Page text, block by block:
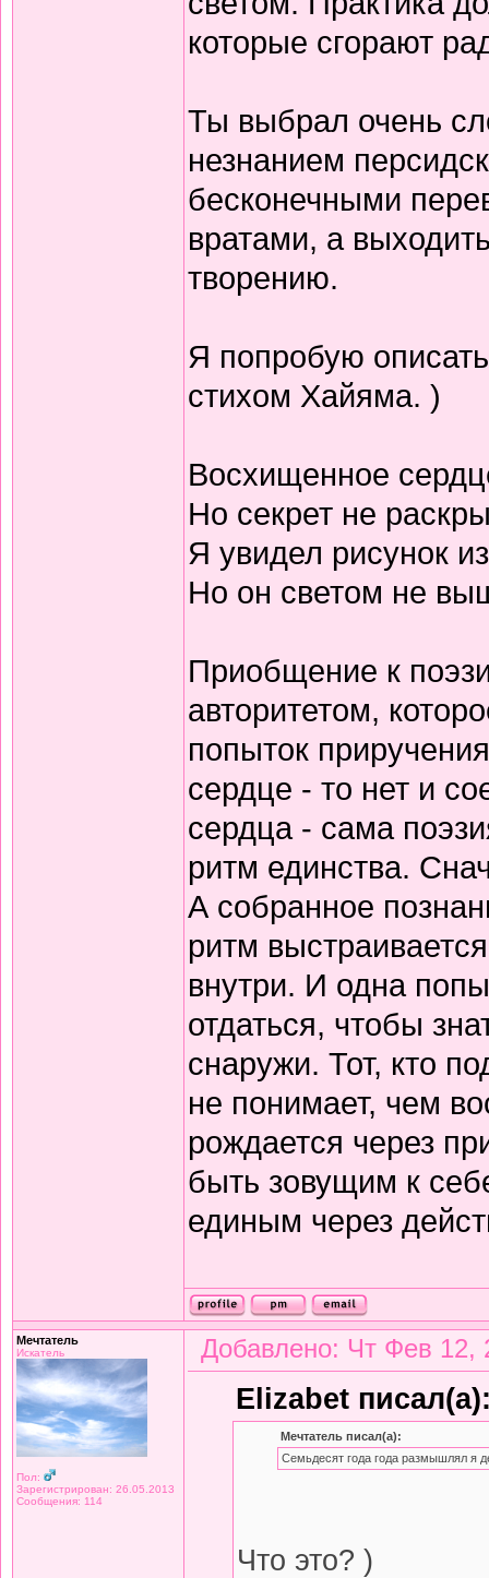
которые сгорают
Ты выбрал очень
незнанием
бесконечными
вратами, а
творению.
Я попробую
стихом Хайяма. )
Восхищенное
Но секрет не
Я увидел рисунок
Но он светом не
Приобщение к
авторитетом,
попыток
сердце - то нет и
сердца - сама
ритм единства.
А собранное
ритм
внутри. И одна
отдаться, чтобы
снаружи. Тот, кто
не понимает, чем
рождается через
быть зовущим к
единым через
Мечтатель
Искатель
Пол:
Зарегистрирован: 26.05.2013
Сообщения: 114
Добавлено: Чт Фев 12,
Elizabet
Мечтатель писал(а):
Семьдесят года года размышлял я
Что это? )